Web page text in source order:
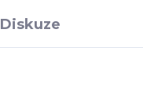
Diskuze